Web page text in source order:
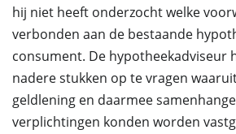
hij niet heeft onderzocht welke
verbonden aan de bestaande
consument. De hypotheekadviseur
nadere stukken op te vragen
geldlening en daarmee
verplichtingen konden worden